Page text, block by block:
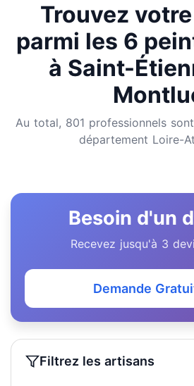
Trouvez
parmi les 6
à Saint-
Au total, 801 professionnels
département Loire-
Besoin d'un
Recevez jusqu'à 3
Demande
Filtrez les artisans